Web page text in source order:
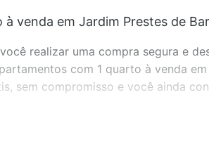
venda em Jardim Prestes de
realizar uma compra segura e
com 1 quarto à venda
sem compromisso e você ainda